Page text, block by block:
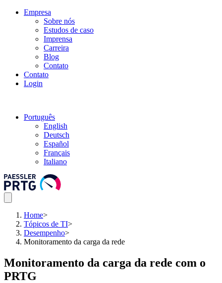
Empresa
Sobre nós
Estudos de caso
Imprensa
Carreira
Blog
Contato
Contato
Login
Português
English
Deutsch
Español
Français
Italiano
Home>
Tópicos de TI>
Desempenho>
Monitoramento da carga da rede
Monitoramento da carga da rede com o
PRTG